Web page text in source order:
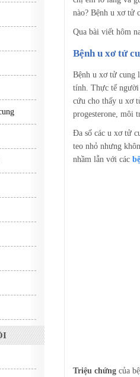
nào? Bệnh u xơ tử
Qua bài viết hôm
Bệnh u xơ tử
Bệnh u xơ tử cung
tính. Thực tế người
cứu cho thấy u xơ
progesterone, môi
Đa số các u xơ tử
teo nhỏ nhưng
nhầm lẫn với các
Triệu chứng của